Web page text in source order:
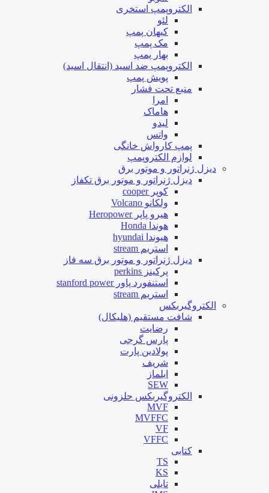
الکتروپمپ استخری
لئو
کیهان پمپ
مک پمپ
بهار پمپ
الکتروپمپ ضد اسید (انتقال اسید)
پویش پمپ
منبع تحت فشار
امرا
هاماک
لیدو
واتس
پمپ کارواش خانگی
لوازم الکتروپمپ
دیزل ژنراتور و موتور برق
دیزل ژنراتور و موتور برق تکفاز
کوپر cooper
ولکانو Volcano
هیرو پاپر Heropower
هوندا Honda
هیوندا hyundai
استریم stream
دیزل ژنراتور و موتور برق سه فاز
پرکینز perkins
استنفورد پاور stanford power
استریم stream
الکتروگیربکس
شافت مستقیم (هلیکال)
رضایت
پارس گرجی
پولادین پارت
شریف
ایلماز
SEW
الکتروگیربکس حلزونی
MVF
MVFFC
VF
VFFC
کتابی
TS
KS
تایلی